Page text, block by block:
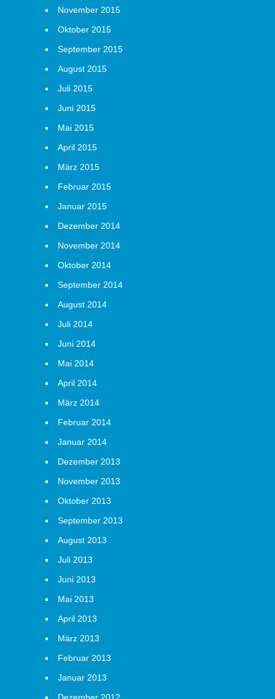
November 2015
Oktober 2015
September 2015
August 2015
Juli 2015
Juni 2015
Mai 2015
April 2015
März 2015
Februar 2015
Januar 2015
Dezember 2014
November 2014
Oktober 2014
September 2014
August 2014
Juli 2014
Juni 2014
Mai 2014
April 2014
März 2014
Februar 2014
Januar 2014
Dezember 2013
November 2013
Oktober 2013
September 2013
August 2013
Juli 2013
Juni 2013
Mai 2013
April 2013
März 2013
Februar 2013
Januar 2013